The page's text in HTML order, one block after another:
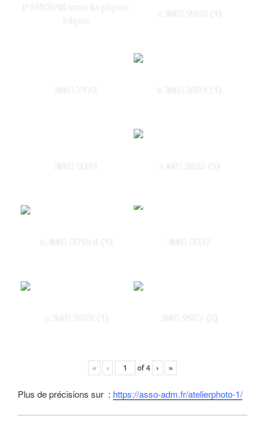
P1410548 vers le pique-
nique
s IMG 9953 (1)
IMG 2172 s IMG 3931 (1)
IMG 0031 s MG 3835 (1)
s IMG 0016 d (1) IMG 0037
s IMG 3922 (1) IMG 9927 (2)
« ‹ of4 › »
Plus de précisions sur : https://asso-adm.fr/atelierphoto-1/